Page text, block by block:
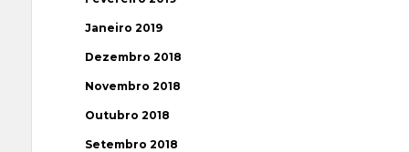
Janeiro 2019
Dezembro 2018
Novembro 2018
Outubro 2018
Setembro 2018